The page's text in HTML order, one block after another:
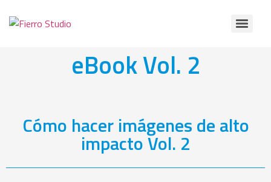
eBook Vol. 2
Cómo hacer imágenes de alto
impacto Vol. 2